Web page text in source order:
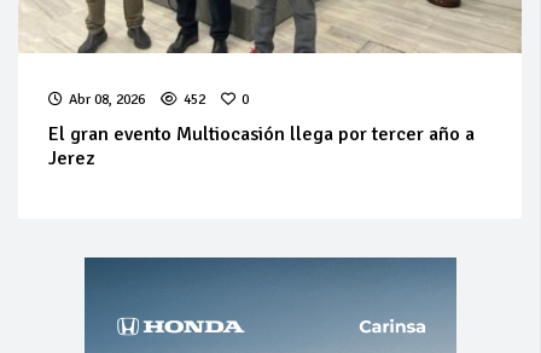
Abr 08, 2026 452 0
El gran evento Multiocasión llega por tercer año a
Jerez